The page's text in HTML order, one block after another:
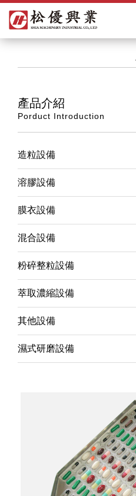
產品介紹
Porduct Introduction
造粒設備
溶膠設備
膜衣設備
混合設備
粉碎整粒設備
萃取濃縮設備
其他設備
濕式研磨設備